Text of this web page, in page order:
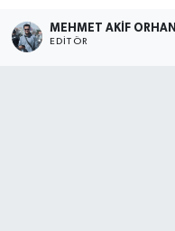
MEHMET AKIF ORHAN
EDITÖR